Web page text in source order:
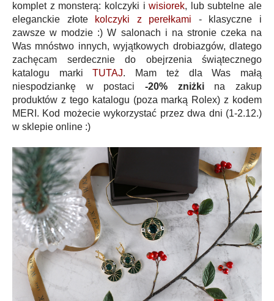
komplet z monsterą: kolczyki iwisiorek, lub subtelne ale
eleganckie złote
kolczyki z perełkami - klasyczne i
zawsze w modzie :) W salonach i na stronie czeka na
Was mnóstwo innych, wyjątkowych drobiazgów, dlatego
zachęcam serdecznie do obejrzenia świątecznego
katalogu marki TUTAJ.
Mam też dla Was małą
niespodziankę w postaci -20% zniżki
na zakup
produktów z tego katalogu (poza marką Rolex) z kodem
MERI. Kod możecie wykorzystać przez dwa dni (1-2.12.)
w sklepie online :)